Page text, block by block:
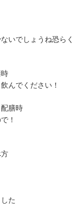
いでしょうね恐らく
んでください！
膳時
！
た